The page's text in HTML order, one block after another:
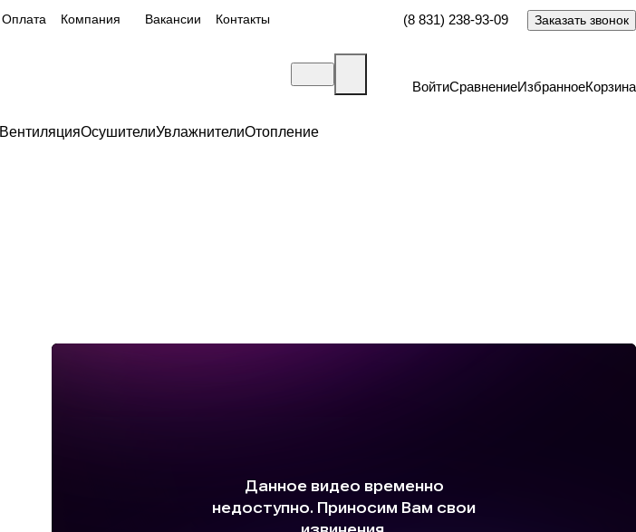
Оплата Компания Вакансии Контакты (8 831) 238-93-09 Заказать звонок
ВойтиСравнениеИзбранноеКорзина
ВентиляцияОсушителиУвлажнителиОтопление